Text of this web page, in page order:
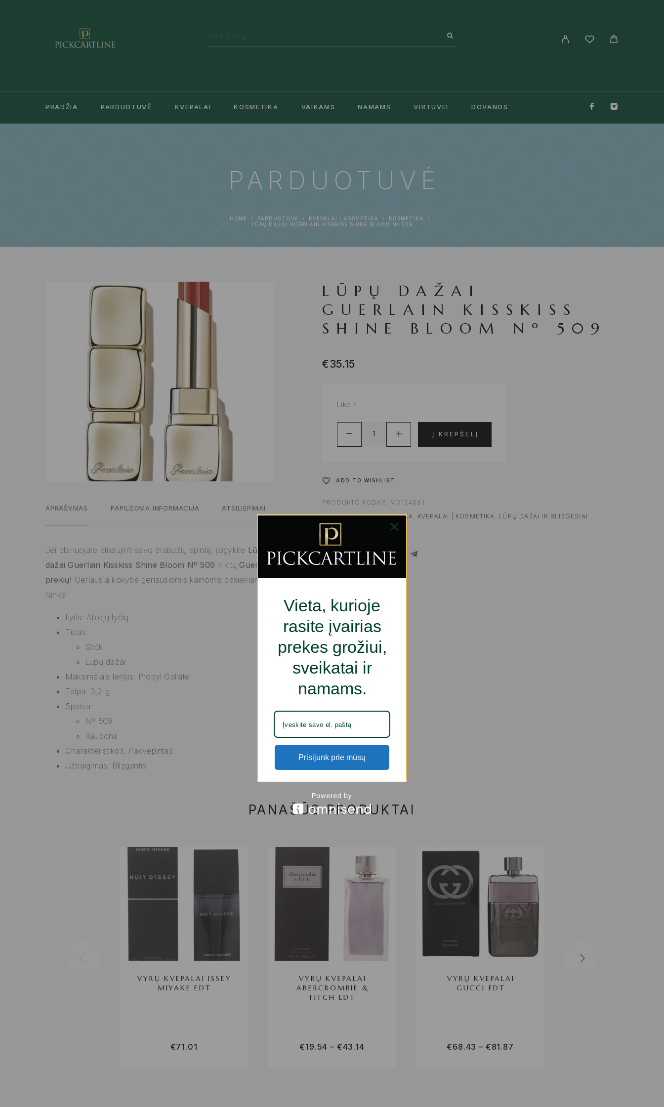
PRADŽIA PARDUOTUVĖ KVEPALAI KOSMETIKA VAIKAMS NAMAMS VIRTUVEI DOVANOS
PARDUOTUVĖ
HOME PARDUOTUVĖ KVEPALAI | KOSMETIKA
KOSMETIKA
LŪPŲ DAŽAI GUERLAIN KISSKISS SHINE BLOOM Nº 509
APRAŠYMAS PAPILDOMA INFORMACIJA ATSILIEPIMAI
Jei planuojate atnaujinti savo drabužių spintą, įsigykite Lūpų
dažai Guerlain Kisskiss Shine Bloom Nº 509 ir kitų Guerlain
prekių! Geriausia kokybė geriausiomis kainomis pasiekiama
ranka!
Lytis: Abiejų lyčių
Tipas:
Stick
Lūpų dažai
Maksimālais leņķis: Propyl Gallate
Talpa: 3,2 g
Spalva:
Nº 509
Raudona
Charakteristikos: Pakvėpintas
Užbaigimas: Blizgantis
LŪPŲ DAŽAI
GUERLAIN KISSKISS
SHINE BLOOM Nº 509
€35.15
Liko 4
Į KREPŠELĮ
ADD TO WISHLIST
PRODUKTO KODAS: M0124681
KATEGORIJOS:KOSMETIKA KVEPALAI | KOSMETIKA
LŪPŲ DAŽAI IR BLIZGESIAI
ŽYMA:
SHARE
PANAŠŪS PRODUKTAI
VYRŲ KVEPALAI ISSEY
MIYAKE EDT
€71.01
VYRŲ KVEPALAI
ABERCROMBIE &
FITCH EDT
€19.54 – €43.14
VYRŲ KVEPALAI
GUCCI EDT
€68.43 – €81.87
Vieta, kurioje
rasite įvairias
prekes grožiui,
sveikatai ir
namams.
Prisijunk prie mūsų